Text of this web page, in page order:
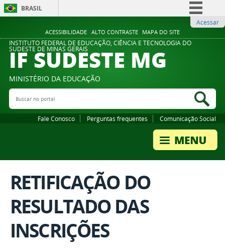
ACESSIBILIDADE ALTO CONTRASTE MAPA DO SITE
BRASIL
Comunica BR
Participe
Legislação
Acessar
INSTITUTO FEDERAL DE EDUCAÇÃO, CIÊNCIA E TECNOLOGIA DO
SUDESTE DE MINAS GERAIS
IF SUDESTE MG
MINISTÉRIO DA EDUCAÇÃO
Buscar no portal
Fale Conosco Perguntas frequentes Comunicação Social
RETIFICAÇÃO DO
RESULTADO DAS
INSCRIÇÕES